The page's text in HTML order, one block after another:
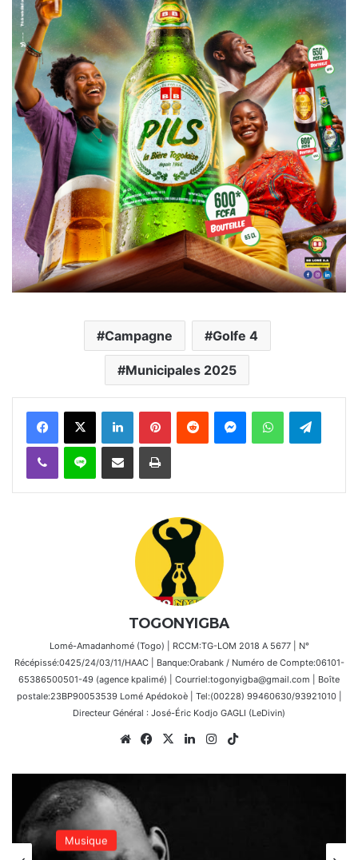
Campagne Golfe 4
Municipales 2025
FacebookX Linkedin PinterestReddit MessengerWhatsAppTelegram
Viber Ligne Partager par email Imprimer
TOGONYIGBA
Lomé-Amadanhomé (Togo) | RCCM:TG-LOM 2018 A 5677 | N°
Récépissé:0425/24/03/11/HAAC | Banque:Orabank / Numéro de Compte:06101-
65386500501-49 (agence kpalimé) | Courriel:togonyigba@gmail.com | Boîte
postale:23BP90053539 Lomé Apédokoè | Tel:(00228) 99460630/93921010 |
Directeur Général : José-Éric Kodjo GAGLI (LeDivin)
WebsiteFacebook
X LinkedinInstagram
Musique